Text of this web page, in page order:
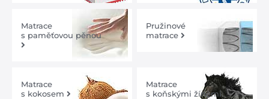
Matrace
s paměťovou pěnou
Pružinové
matrace
Matrace
s kokosem
Matrace
s koňskými žíněmi